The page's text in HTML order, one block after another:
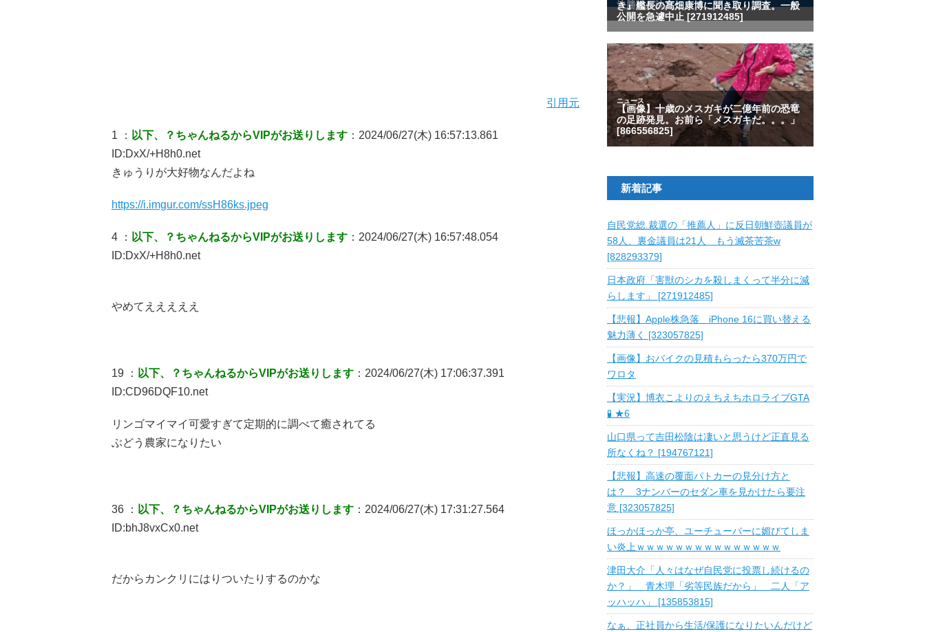
引用元
1 ： 以下、？ちゃんねるからVIPがお送りします ：2024/06/27(木) 16:57:13.861
ID:DxX/+H8h0.net
きゅうりが大好物なんだよね
https://i.imgur.com/ssH86ks.jpeg
4 ： 以下、？ちゃんねるからVIPがお送りします ：2024/06/27(木) 16:57:48.054
ID:DxX/+H8h0.net
やめてえええええ
19 ： 以下、？ちゃんねるからVIPがお送りします ：2024/06/27(木) 17:06:37.391
ID:CD96DQF10.net
リンゴマイマイ可愛すぎて定期的に調べて癒されてる
ぶどう農家になりたい
36 ： 以下、？ちゃんねるからVIPがお送りします ：2024/06/27(木) 17:31:27.564
ID:bhJ8vxCx0.net
だからカンクリにはりついたりするのかな
新着記事
自民党総.裁選の「推薦人」に反日朝鮮壺議員が
58人、裏金議員は21人 もう滅茶苦茶w
[828293379]
日本政府「害獣のシカを殺しまくって半分に減
らします」 [271912485]
【悲報】Apple株急落 iPhone 16に買い替える
魅力薄く [323057825]
【画像】おバイクの見積もらったら370万円で
ワロタ
【実況】博衣こよりのえちえちホロライブGTA
🧪 ★6
山口県って吉田松陰は凄いと思うけど正直見る
所なくね？ [194767121]
【悲報】高速の覆面パトカーの見分け方と
は？ 3ナンバーのセダン車を見かけたら要注
意 [323057825]
ほっかほっか亭、ユーチューバーに媚びてしま
い炎上ｗｗｗｗｗｗｗｗｗｗｗｗｗｗｗ
津田大介「人々はなぜ自民党に投票し続けるの
か？」 青木理「劣等民族だから」 二人「ア
ッハッハ」 [135853815]
なぁ、正社員から生活/保護になりたいんだけど